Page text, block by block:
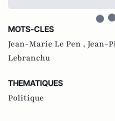
MOTS-CLES
Jean-Marie Le Pen , Jean-
Lebranchu
THEMATIQUES
Politique